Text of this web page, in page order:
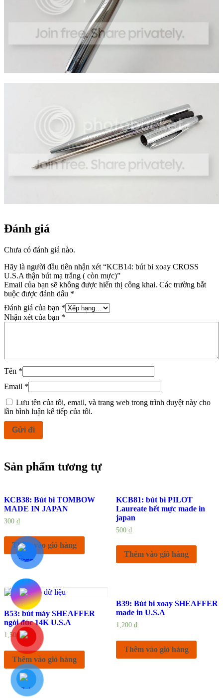
Đánh giá
Chưa có đánh giá nào.
Hãy là người đầu tiên nhận xét “KCB14: bút bi xoay CROSS
U.S.A thận bút mạ trắng ( còn mực)”
Email của bạn sẽ không được hiển thị công khai. Các trường bắt
buộc được đánh dấu *
Đánh giá của bạn *
Nhận xét của bạn *
Tên *
Email *
Lưu tên của tôi, email, và trang web trong trình duyệt này cho
lần bình luận kế tiếp của tôi.
Sản phẩm tương tự
KCB38: Bút bi TOMBOW
MADE IN JAPAN
300 ₫
Thêm vào giỏ hàng
KCB81: bút bi PILOT
Laureate hết mực made in
japan
500 ₫
Thêm vào giỏ hàng
B53: bút máy SHEAFFER
ngòi đúc 14K U.S.A
1,500₫
Thêm vào giỏ hàng
B39: Bút bi xoay SHEAFFER
made in U.S.A
1,200 ₫
Thêm vào giỏ hàng